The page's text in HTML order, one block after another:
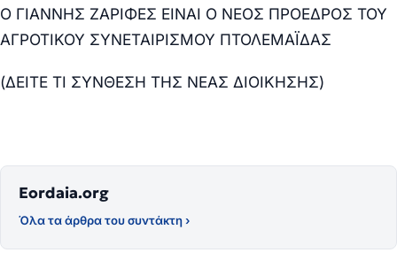
Ο ΓΙΑΝΝΗΣ ΖΑΡΙΦΕΣ ΕΙΝΑΙ Ο ΝΕΟΣ ΠΡΟΕΔΡΟΣ ΤΟΥ
ΑΓΡΟΤΙΚΟΥ ΣΥΝΕΤΑΙΡΙΣΜΟΥ ΠΤΟΛΕΜΑΪΔΑΣ
(ΔΕΙΤΕ ΤΙ ΣΥΝΘΕΣΗ ΤΗΣ ΝΕΑΣ ΔΙΟΙΚΗΣΗΣ)
Eordaia.org
Όλα τα άρθρα του συντάκτη ›